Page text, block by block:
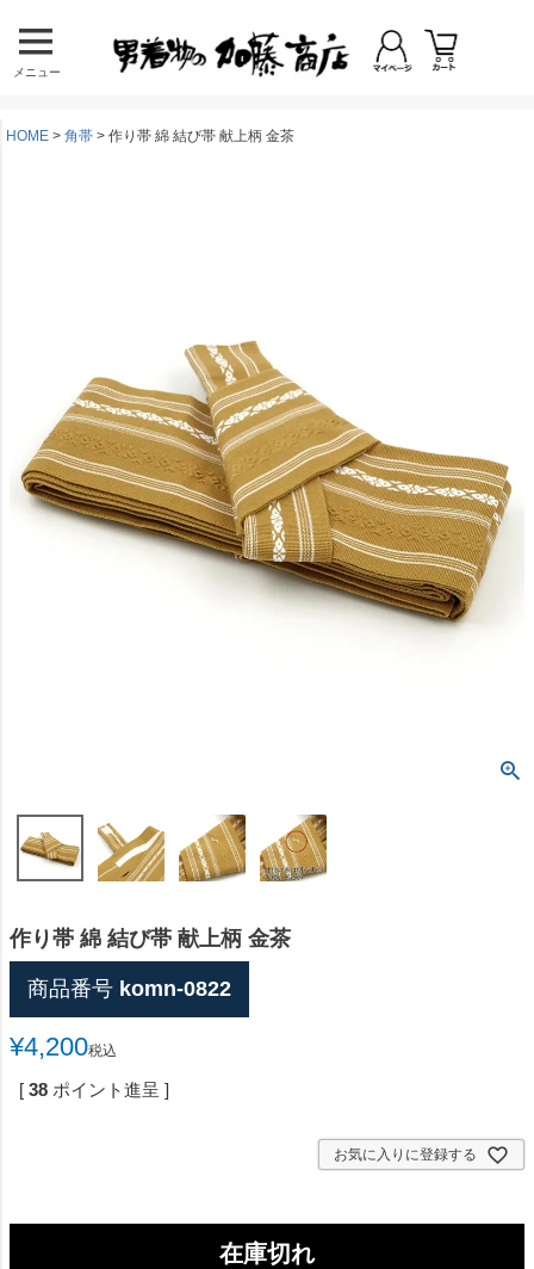
メニュー
HOME 角帯 作り帯 綿 結び帯 献上柄 金茶
作り帯 綿 結び帯 献上柄 金茶
商品番号 komn-0822
¥4,200税込
[ 38 ポイント進呈 ]
お気に入りに登録する
在庫切れ